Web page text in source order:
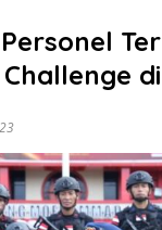
Challenge